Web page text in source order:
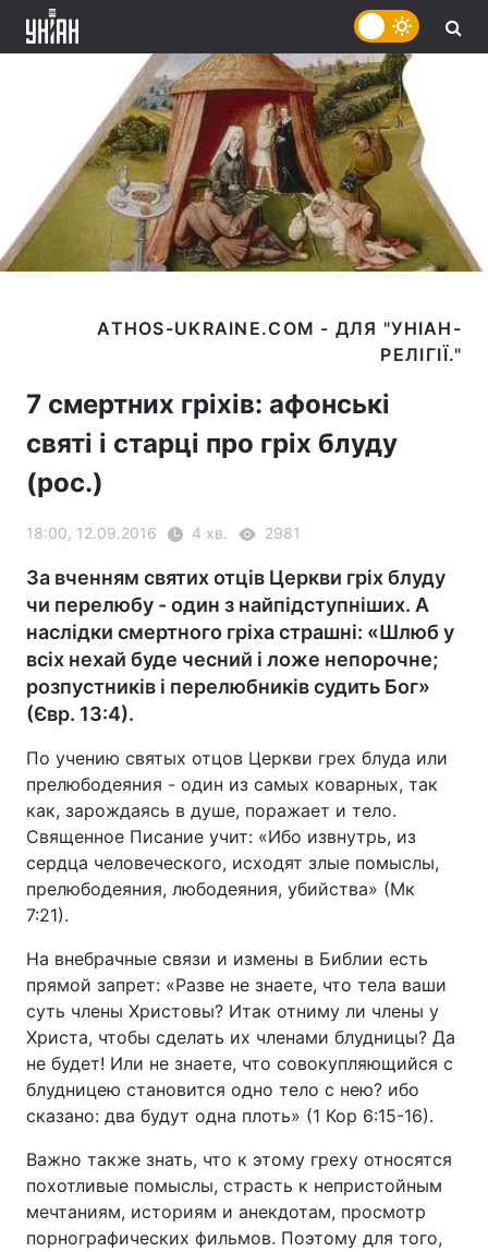
Головна Війна
Україна Політика
Економіка Світ
Спорт Наука
ATHOS-UKRAINE.COM - ДЛЯ "УНІАН-
7 смертних гріхів: афонські
святі і старці про гріх блуду
(рос.)
18:00, 12.09.2016 4 хв. 2981
За вченням святих отців Церкви гріх блуду
чи перелюбу - один з найпідступніших. А
наслідки смертного гріха страшні: «Шлюб у
всіх нехай буде чесний і ложе непорочне;
розпустників і перелюбників судить Бог»
(Євр. 13:4).
По учению святых отцов Церкви грех блуда или
прелюбодеяния - один из самых коварных, так
как, зарождаясь в душе, поражает и тело.
Священное Писание учит: «Ибо извнутрь, из
сердца человеческого, исходят злые помыслы,
прелюбодеяния, любодеяния, убийства» (Мк
7:21).
На внебрачные связи и измены в Библии есть
прямой запрет: «Разве не знаете, что тела ваши
суть члены Христовы? Итак отниму ли члены у
Христа, чтобы сделать их членами блудницы? Да
не будет! Или не знаете, что совокупляющийся с
блудницею становится одно тело с нею? ибо
сказано: два будут одна плоть» (1 Кор 6:15-16).
Важно также знать, что к этому греху относятся
похотливые помыслы, страсть к непристойным
мечтаниям, историям и анекдотам, просмотр
порнографических фильмов. Поэтому для того,